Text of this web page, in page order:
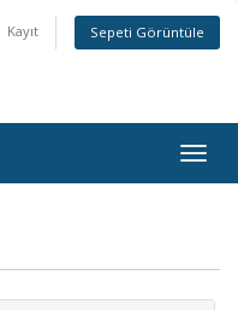
Kayıt Sepeti Görüntüle